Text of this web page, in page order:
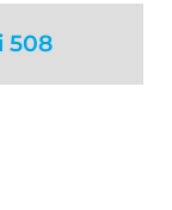
508